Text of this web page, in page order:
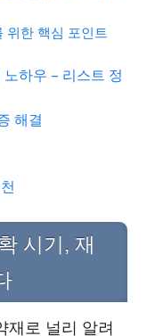
위한 핵심 포인트
하우 – 리스트 정
해결
시기, 재
재로 널리 알려